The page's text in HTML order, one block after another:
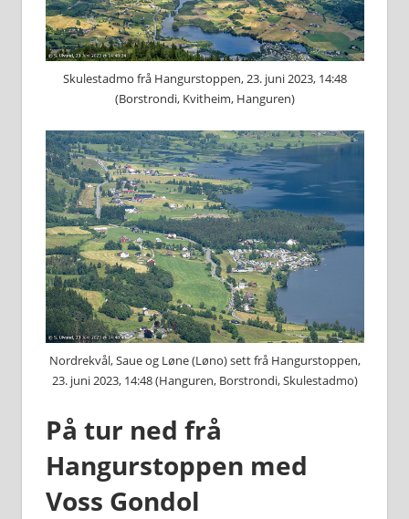
Skulestadmo frå Hangurstoppen, 23. juni 2023, 14:48
(Borstrondi, Kvitheim, Hanguren)
Nordrekvål, Saue og Løne (Løno) sett frå Hangurstoppen,
23. juni 2023, 14:48 (Hanguren, Borstrondi, Skulestadmo)
På tur ned frå
Hangurstoppen med
Voss Gondol